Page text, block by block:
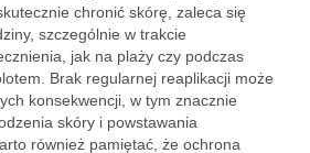
chronić skórę, zaleca się
szczególnie w trakcie
jak na plaży czy podczas
Brak regularnej reaplikacji może
konsekwencji, w tym znacznie
skóry i powstawania
również pamiętać, że ochrona